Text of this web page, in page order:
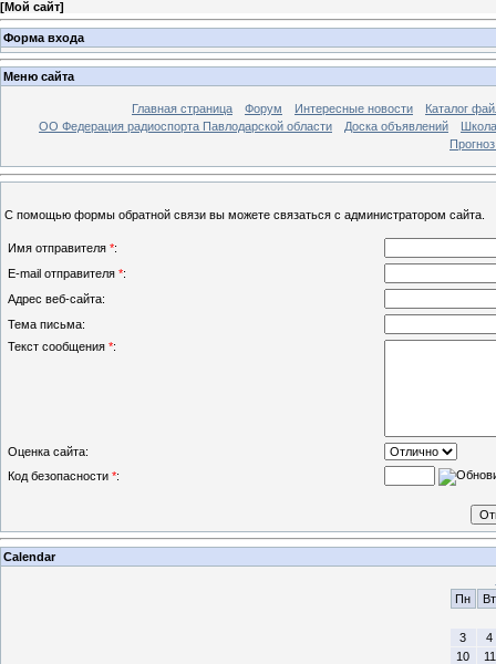
[Мой сайт]
Форма входа
Меню сайта
Главная страница Форум Интересные новости
Каталог
ОО Федерация радиоспорта Павлодарской области
Доска объявлений
С помощью формы обратной связи вы можете связаться с администратором сайта.
Имя отправителя *:
E-mail отправителя *:
Адрес веб-сайта:
Тема письма:
Текст сообщения *:
Оценка сайта:
Код безопасности *:
Calendar
Пн
Вт
3
4
10
11